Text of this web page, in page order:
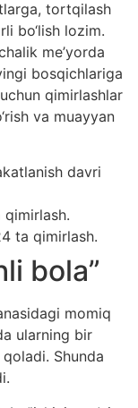
tortqilash
bo‘lish lozim.
me’yorda
bosqichlariga
qimirlashlar
va muayyan
davri
qimirlash.
ta qimirlash.
bola”
momiq
ularning bir
Shunda